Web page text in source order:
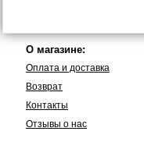
О магазине:
Оплата и доставка
Возврат
Контакты
Отзывы о нас